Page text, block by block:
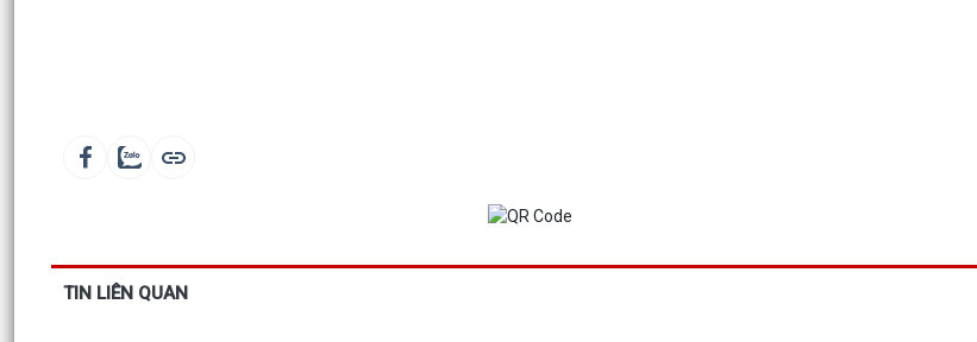
TIN LIÊN QUAN